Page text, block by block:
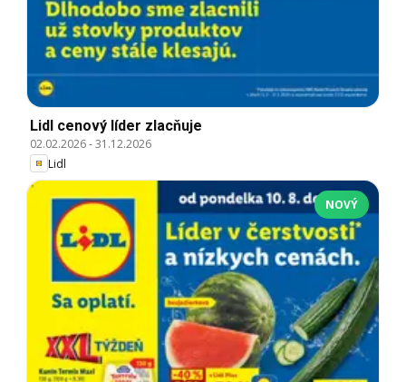
Lidl cenový líder zlacňuje
02.02.2026-31.12.2026
Lidl
NOVÝ